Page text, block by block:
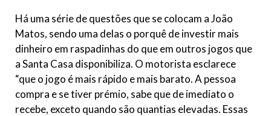
Há uma série de questões que se colocam a João
Matos, sendo uma delas o porquê de investir mais
dinheiro em raspadinhas do que em outros jogos que
a Santa Casa disponibiliza. O motorista esclarece
“que o jogo é mais rápido e mais barato. A pessoa
compra e se tiver prémio, sabe que de imediato o
recebe, exceto quando são quantias elevadas. Essas